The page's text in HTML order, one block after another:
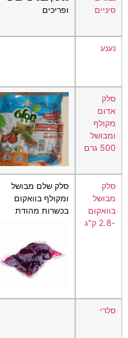
סיניים
ופריכים
נענע
סלק
אדום
מקולף
ומבושל
500 גרם
סלק
מבושל
בוואקום
-2.8 ק"ג
סלק שלם מבושל
ומקולף בוואקום
בכשרות מהודת
סלרי